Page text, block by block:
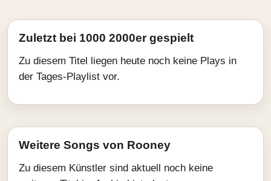
Zuletzt bei 1000 2000er gespielt
Zu diesem Titel liegen heute noch keine Plays in
der Tages-Playlist vor.
Weitere Songs von Rooney
Zu diesem Künstler sind aktuell noch keine